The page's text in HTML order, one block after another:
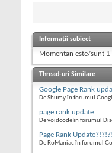
Informații subiect
Momentan este/sunt
Thread-uri Similare
Google Page Rank
De Shumy în forumul
page rank update
De voidcode în forumul
Page Rank
De RoManiac în forumul